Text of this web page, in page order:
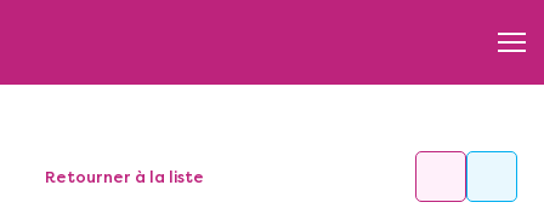
Retourner à la liste